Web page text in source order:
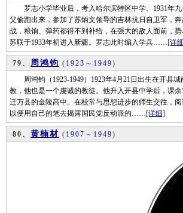
罗志小学毕业后，考入哈尔滨特区中学。1931年九
父偷跑出来，参加了苏炳文领导的吉林抗日自卫军，
战，粮饷、弹药都得不到补给，在强大的敌人面前，
苏联于1933年初进入新疆。罗志此时编入学兵……[详
79、 周鸿钧 ( 1923 ～ 1949)
周鸿钧（1923-1949）1923年4月21日出生在开县
教，他也是一个虔诚的教徒。他升入开县中学后，课
迁万县的金陵高中。在校常与思想进步的师生交往，
以便用自己的笔去揭露国民党反动派的……[详细]
80、 黄楠材 ( 1907 ～ 1949)